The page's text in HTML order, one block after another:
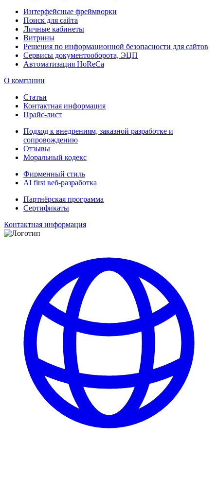
Интерфейсные фреймворки
Поиск для сайта
Личные кабинеты
Витрины
Решения по информационной безопасности для сайтов
Сервисы документооборота, ЭЦП
Автоматизация HoReCa
О компании
Статьи
Контактная информация
Прайс-лист
Подход к внедрениям, заказной разработке и
сопровождению
Отзывы
Моральный кодекс
Фирменный стиль
AI first веб-разработка
Партнёрская программа
Сертификаты
Контактная информация